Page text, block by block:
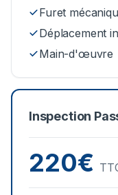
Furet
Déplacement
Main-d'œuvre
Inspection
220€